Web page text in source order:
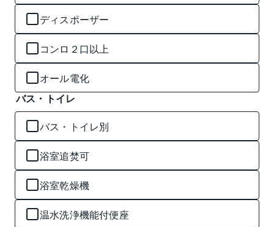
ディスポーザー
コンロ２口以上
オール電化
バス・トイレ
バス・トイレ別
浴室追焚可
浴室乾燥機
温水洗浄機能付便座